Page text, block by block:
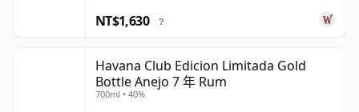
NT$1,630 ?
Havana Club Edicion Limitada Gold
Bottle Anejo 7 年 Rum
700ml • 40%